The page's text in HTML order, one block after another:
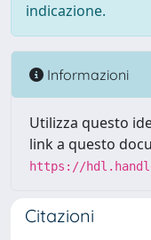
indicazione.
Informazioni
Utilizza questo
link a questo
https://
Citazioni